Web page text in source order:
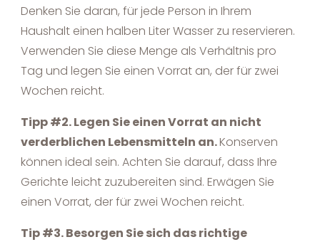
Denken Sie daran, für jede Person in Ihrem
Haushalt einen halben Liter Wasser zu reservieren.
Verwenden Sie diese Menge als Verhältnis pro
Tag und legen Sie einen Vorrat an, der für zwei
Wochen reicht.
Tipp #2. Legen Sie einen Vorrat an nicht
verderblichen Lebensmitteln an.Konserven
können ideal sein. Achten Sie darauf, dass Ihre
Gerichte leicht zuzubereiten sind. Erwägen Sie
einen Vorrat, der für zwei Wochen reicht.
Tip #3. Besorgen Sie sich das richtige